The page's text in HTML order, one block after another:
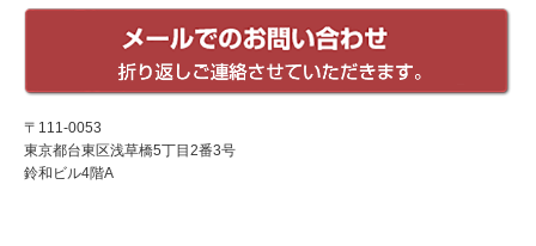
〒111-0053
東京都台東区浅草橋5丁目2番3号
鈴和ビル4階A